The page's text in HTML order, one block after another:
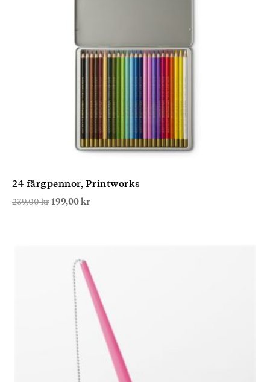
24 färgpennor, Printworks
239,00kr Det
239,00 kr.
199,00krDet